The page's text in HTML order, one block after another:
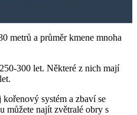
metrů a průměr kmene mnoha
300 let. Některé z nich mají
systém a zbaví se
můžete najít zvětralé obry s